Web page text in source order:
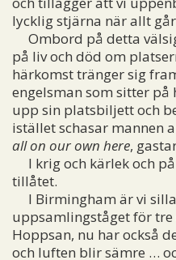
lycklig stjärna när allt
Ombord på detta
på liv och död om
härkomst tränger sig
engelsman som sitter på
upp sin platsbiljett och
istället schasar mannen
all on our own here,
I krig och kärlek och
tillåtet.
I Birmingham är vi
uppsamlingståget för
Hoppsan, nu har också
och luften blir sämre …